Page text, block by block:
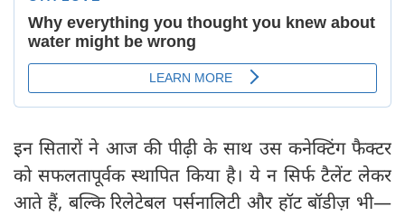
इन सितारों ने आज की पीढ़ी के साथ उस कनेक्टिंग फैक्टर
को सफलतापूर्वक स्थापित किया है। ये न सिर्फ टैलेंट लेकर
आते हैं, बल्कि रिलेटेबल पर्सनालिटी और हॉट बॉडीज़ भी—